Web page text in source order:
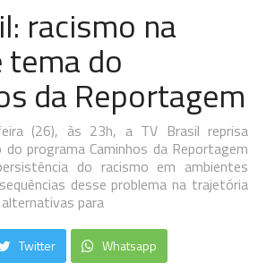
racismo na
tema do
da Reportagem
(26), às 23h, a TV Brasil reprisa
do programa Caminhos da Reportagem
do racismo em ambientes
desse problema na trajetória
para
Twitter Whatsapp